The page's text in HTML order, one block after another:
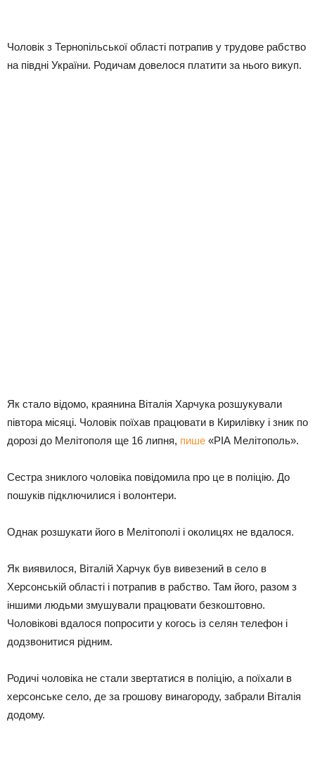
Чоловік з Тернопільської області потрапив у трудове рабство
на півдні України. Родичам довелося платити за нього викуп.
Як стало відомо, краянина Віталія Харчука розшукували
півтора місяці. Чоловік поїхав працювати в Кирилівку і зник по
дорозі до Мелітополя ще 16 липня, пише «РІА Мелітополь».
Сестра зниклого чоловіка повідомила про це в поліцію. До
пошуків підключилися і волонтери.
Однак розшукати його в Мелітополі і околицях не вдалося.
Як виявилося, Віталій Харчук був вивезений в село в
Херсонській області і потрапив в рабство. Там його, разом з
іншими людьми змушували працювати безкоштовно.
Чоловікові вдалося попросити у когось із селян телефон і
додзвонитися рідним.
Родичі чоловіка не стали звертатися в поліцію, а поїхали в
херсонське село, де за грошову винагороду, забрали Віталія
додому.